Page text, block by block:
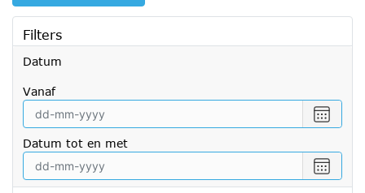
Filters
Datum
vanaf
een
vanaf
Datum tot en met
een